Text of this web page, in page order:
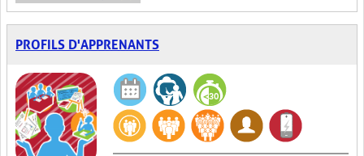
PROFILS D'APPRENANTS